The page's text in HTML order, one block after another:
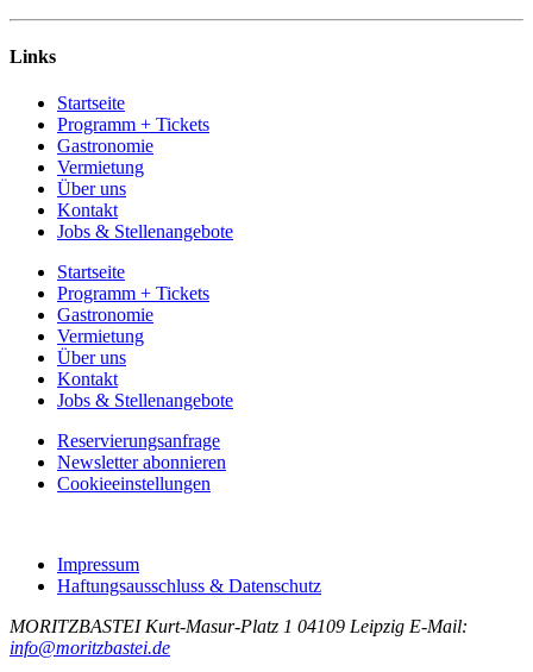
Links
Startseite
Programm + Tickets
Gastronomie
Vermietung
Über uns
Kontakt
Jobs & Stellenangebote
Startseite
Programm + Tickets
Gastronomie
Vermietung
Über uns
Kontakt
Jobs & Stellenangebote
Reservierungsanfrage
Newsletter abonnieren
Cookieeinstellungen
Impressum
Haftungsausschluss & Datenschutz
MORITZBASTEI Kurt-Masur-Platz 1 04109 Leipzig E-Mail:
info@moritzbastei.de